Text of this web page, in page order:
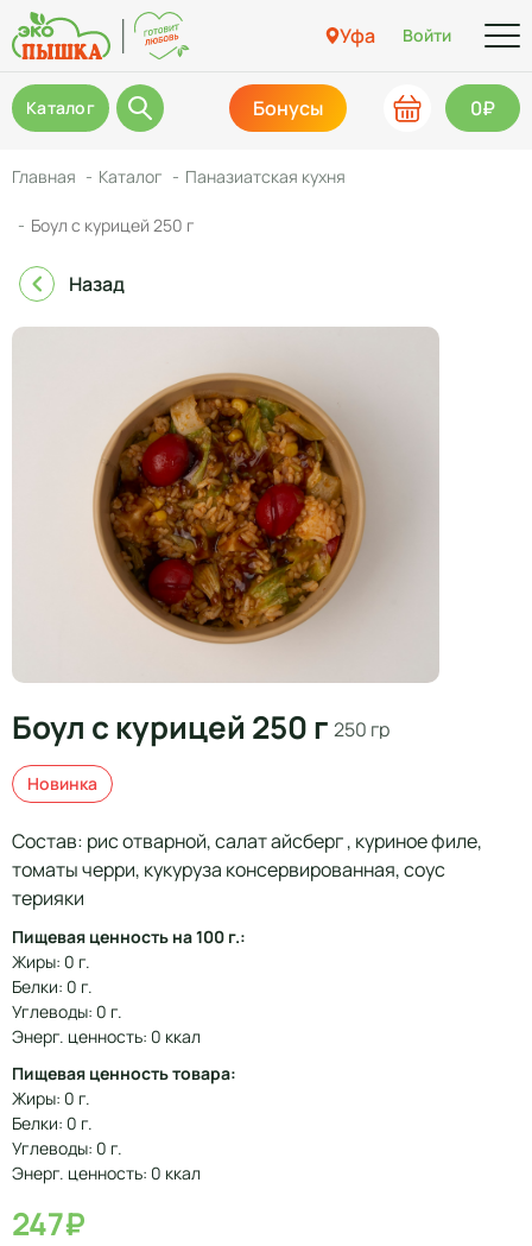
Уфа Войти
Каталог Бонусы 0₽
Главная Каталог Паназиатская кухня
Боул с курицей 250 г
Назад
Боул с курицей 250 г 250 гр
Новинка
Состав: рис отварной, салат айсберг , куриное филе,
томаты черри, кукуруза консервированная, соус
терияки
Пищевая ценность на 100 г.:
Жиры: 0 г.
Белки: 0 г.
Углеводы: 0 г.
Энерг. ценность: 0 ккал
Пищевая ценность товара:
Жиры: 0 г.
Белки: 0 г.
Углеводы: 0 г.
Энерг. ценность: 0 ккал
247₽